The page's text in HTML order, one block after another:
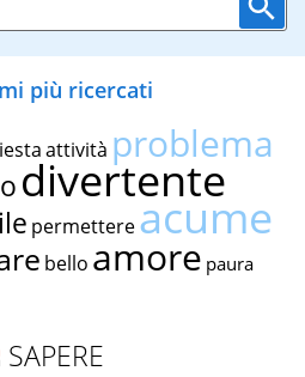
più ricercati
attività problema
divertente
permettereacume
bello amore paura
SAPERE